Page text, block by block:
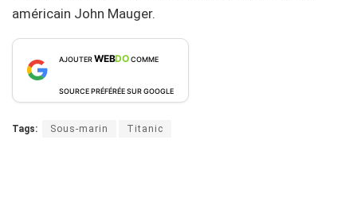
américain John Mauger.
AJOUTERWEBDOCOMME
SOURCE PRÉFÉRÉE SUR GOOGLE
Tags: Sous-marin Titanic